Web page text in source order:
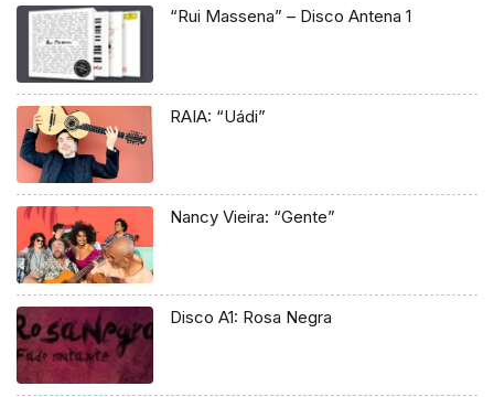
“Rui Massena” – Disco Antena 1
RAIA: “Uádi”
Nancy Vieira: “Gente”
Disco A1: Rosa Negra